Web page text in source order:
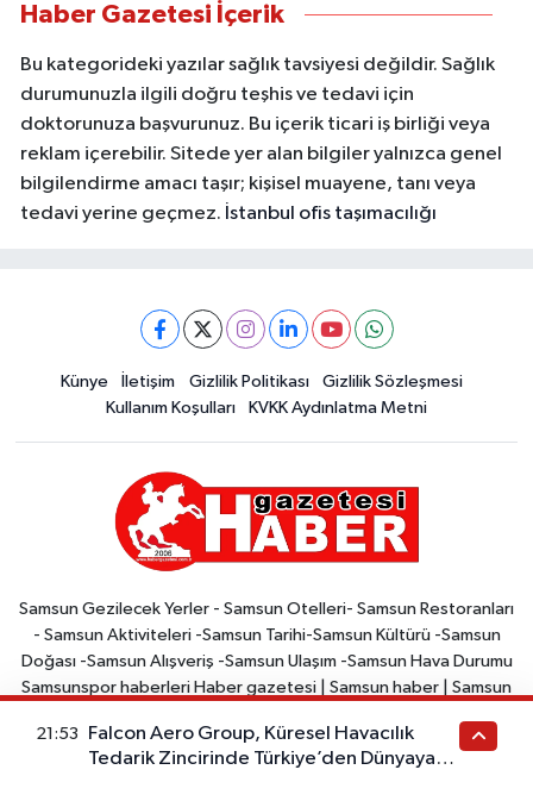
Haber Gazetesi İçerik
Bu kategorideki yazılar sağlık tavsiyesi değildir. Sağlık
durumunuzla ilgili doğru teşhis ve tedavi için
doktorunuza başvurunuz. Bu içerik ticari iş birliği veya
reklam içerebilir. Sitede yer alan bilgiler yalnızca genel
bilgilendirme amacı taşır; kişisel muayene, tanı veya
tedavi yerine geçmez. İstanbul ofis taşımacılığı
Künye İletişim Gizlilik Politikası
Gizlilik Sözleşmesi
Kullanım Koşulları
KVKK Aydınlatma Metni
Samsun Gezilecek Yerler - Samsun Otelleri- Samsun Restoranları
- Samsun Aktiviteleri -Samsun Tarihi-Samsun Kültürü -Samsun
Doğası -Samsun Alışveriş -Samsun Ulaşım -Samsun Hava Durumu
Samsunspor haberleri Haber gazetesi | Samsun haber | Samsun
haberler, Türkiye ve dünya gündemi ile ilgili haberler yer
almaktadır. Samsun Haber, Samsun'da yaşayan ve Samsun ile ilgili
21:53
Falcon Aero Group, Küresel Havacılık
Tedarik Zincirinde Türkiye’den Dünyaya